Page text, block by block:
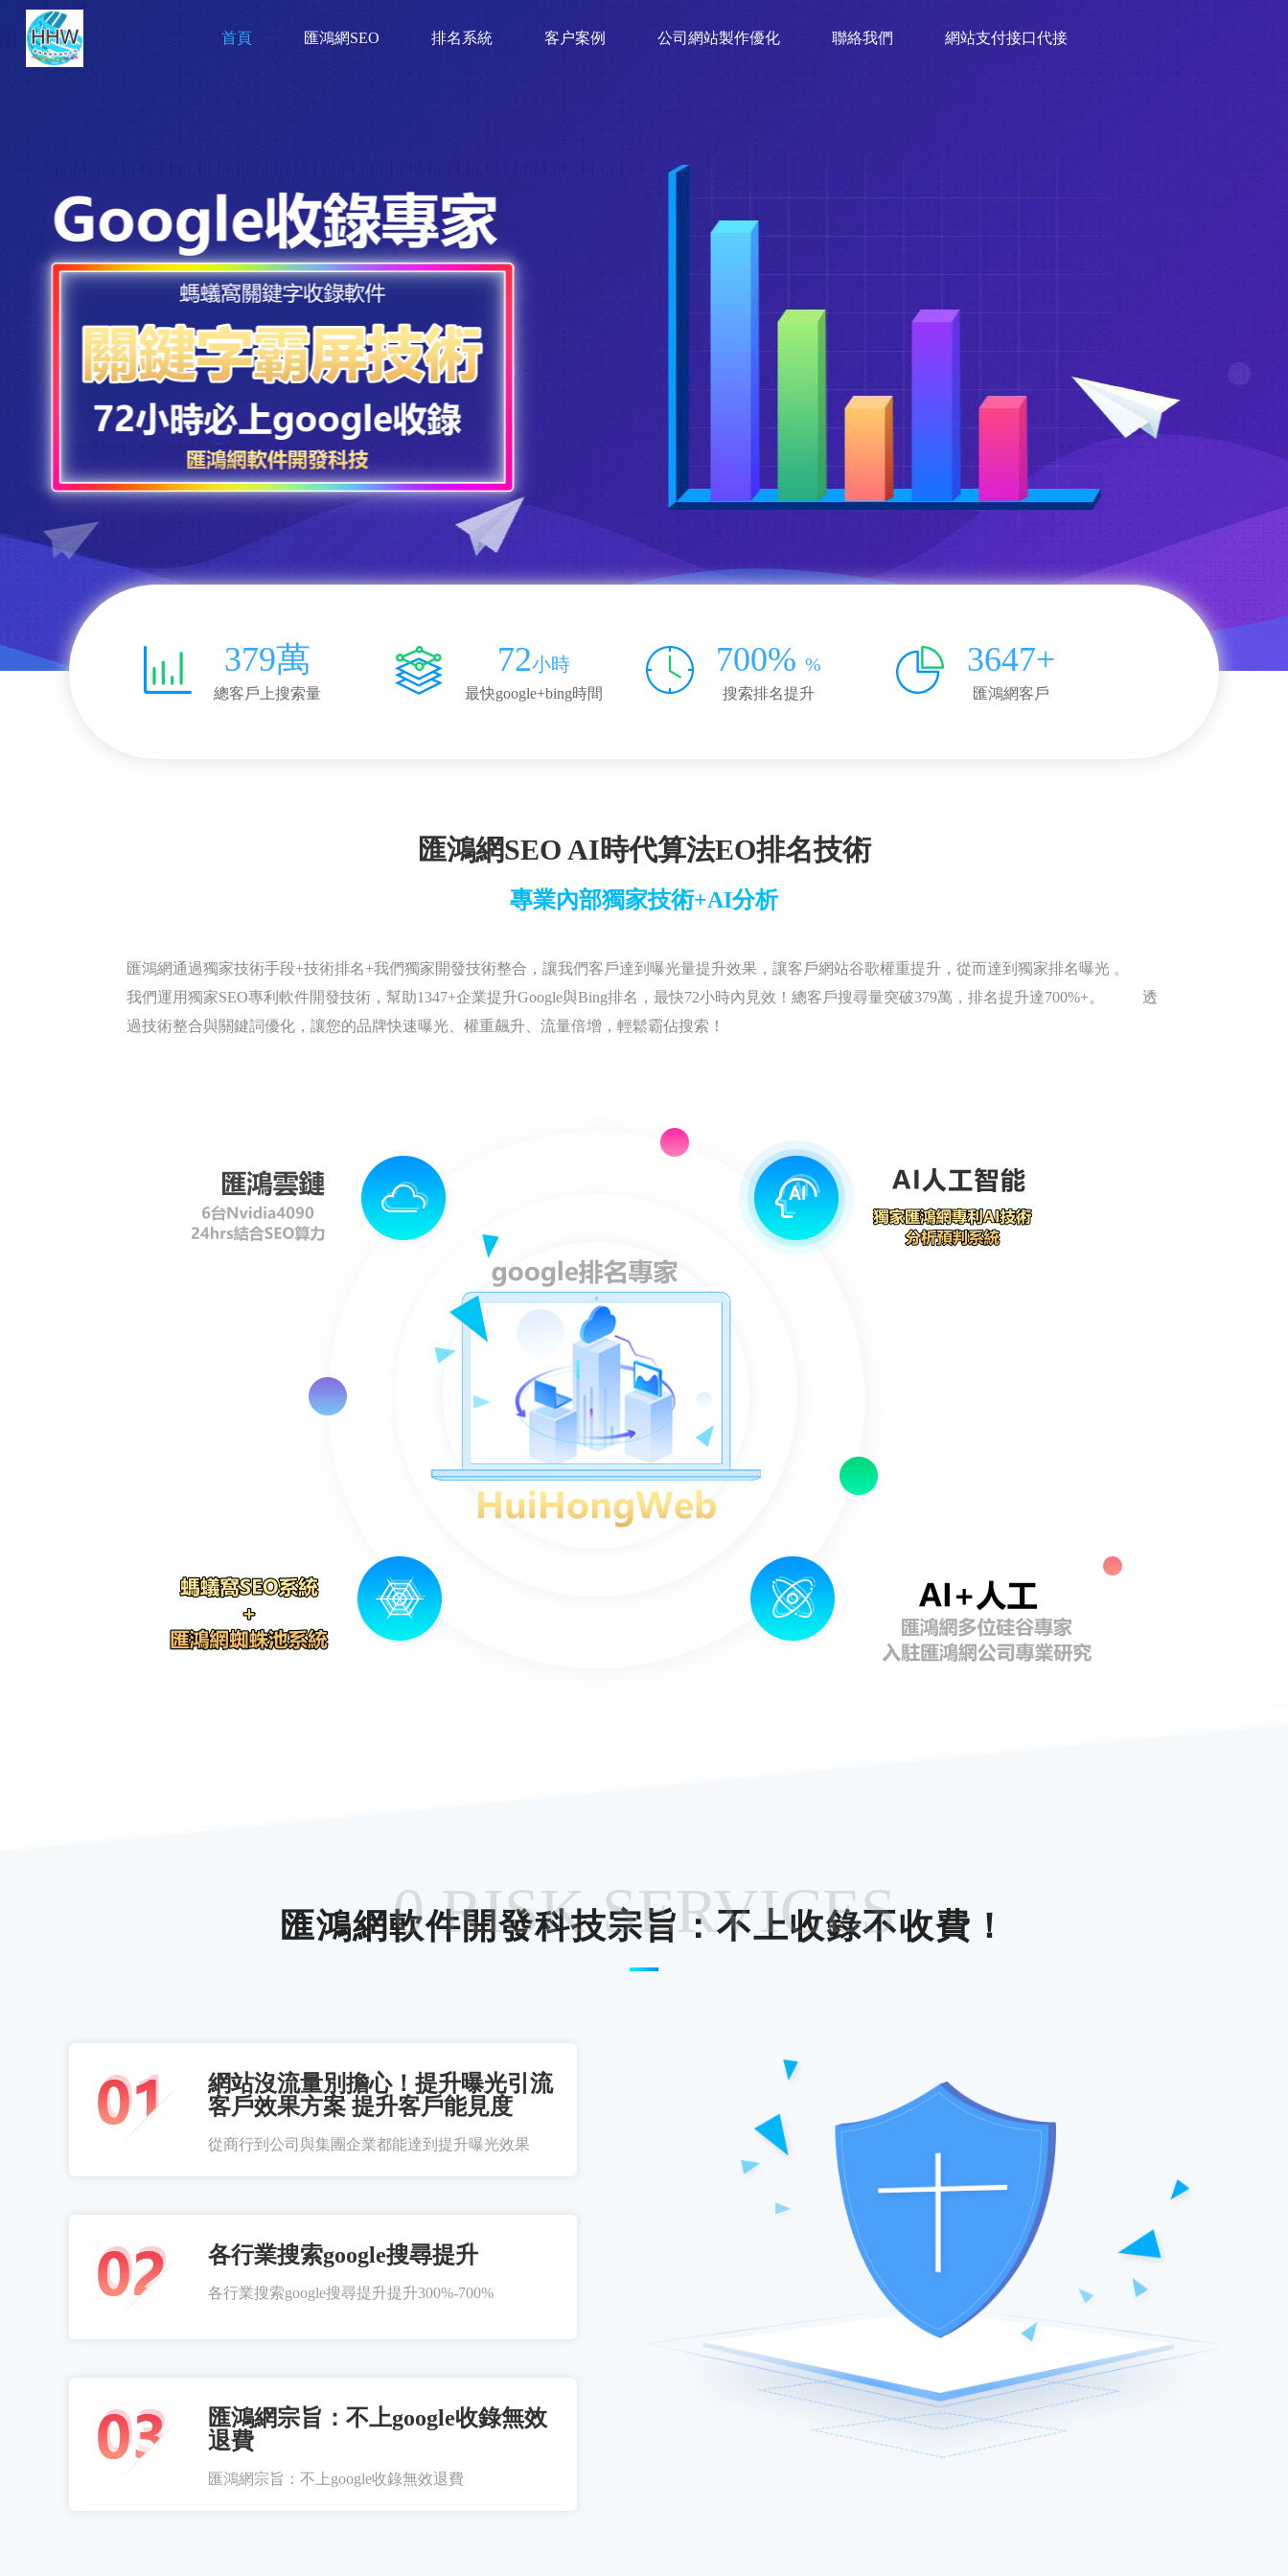
首頁 匯鴻網SEO 排名系統 客户案例 公司網站製作優化 聯絡我們 網站支付接口代接
379萬
總客戶上搜索量
72小時
最快google+bing時間
700% %
搜索排名提升
3647+
匯鴻網客戶
匯鴻網SEO AI時代算法EO排名技術
專業內部獨家技術+AI分析
匯鴻網通過獨家技術手段+技術排名+我們獨家開發技術整合，讓我們客戶達到曝光量提升效果，讓客戶網站谷歌權重提升，從而達到獨家排名曝光 。
我們運用獨家SEO專利軟件開發技術，幫助1347+企業提升Google與Bing排名，最快72小時內見效！總客戶搜尋量突破379萬，排名提升達700%+。 透
過技術整合與關鍵詞優化，讓您的品牌快速曝光、權重飆升、流量倍增，輕鬆霸佔搜索！
0 RISK SERVICES
匯鴻網軟件開發科技宗旨：不上收錄不收費！
網站沒流量別擔心！提升曝光引流
客戶效果方案 提升客戶能見度
從商行到公司與集團企業都能達到提升曝光效果
各行業搜索google搜尋提升
各行業搜索google搜尋提升提升300%-700%
匯鴻網宗旨：不上google收錄無效
退費
匯鴻網宗旨：不上google收錄無效退費